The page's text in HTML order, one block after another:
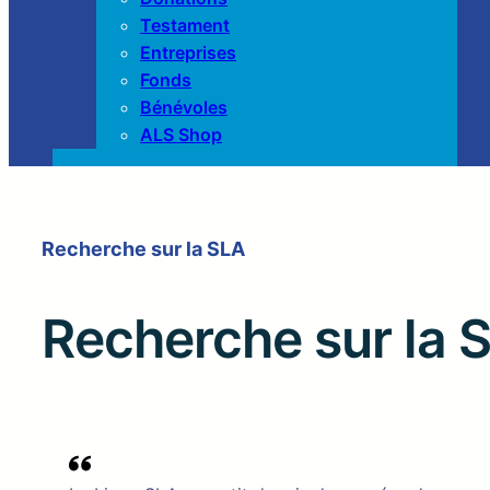
Testament
Entreprises
Fonds
Bénévoles
ALS Shop
Recherche sur la SLA
Recherche sur la